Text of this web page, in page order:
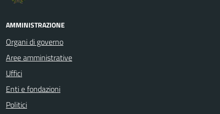
AMMINISTRAZIONE
Organi di governo
Aree amministrative
Uffici
Enti e fondazioni
Politici